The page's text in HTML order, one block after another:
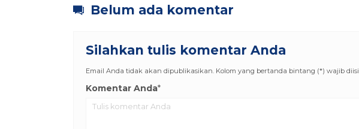
Belum ada komentar
Silahkan tulis komentar Anda
Email Anda tidak akan dipublikasikan. Kolom yang bertanda bintang (*) wajib diisi
Komentar Anda*